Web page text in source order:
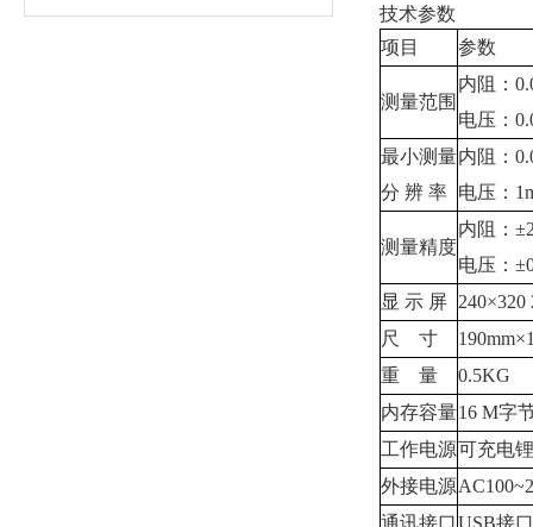
技术参数
项目
参数
测量范围
内阻：
电压：
最小测量
分 辨 率
内阻
电压：
测量精度
内阻：
电压：
显 示 屏
尺 寸
重 量
0.5KG
内存容量16 M字
工作电源可充电
外接电源
通讯接口USB接